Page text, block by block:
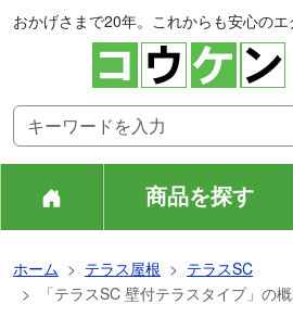
おかげさまで20年。これからも安心のエ
商品を探す
ホーム テラス屋根
テラスSC
「テラスSC 壁付テラスタイプ」の